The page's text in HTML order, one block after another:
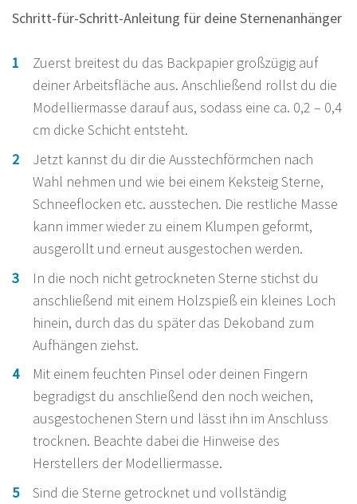
Schritt-für-Schritt-Anleitung für deine Sternenanhänger
Zuerst breitest du das Backpapier großzügig auf
deiner Arbeitsfläche aus. Anschließend rollst du die
Modelliermasse darauf aus, sodass eine ca. 0,2 – 0,4
cm dicke Schicht entsteht.
Jetzt kannst du dir die Ausstechförmchen nach
Wahl nehmen und wie bei einem Keksteig Sterne,
Schneeflocken etc. ausstechen. Die restliche Masse
kann immer wieder zu einem Klumpen geformt,
ausgerollt und erneut ausgestochen werden.
In die noch nicht getrockneten Sterne stichst du
anschließend mit einem Holzspieß ein kleines Loch
hinein, durch das du später das Dekoband zum
Aufhängen ziehst.
Mit einem feuchten Pinsel oder deinen Fingern
begradigst du anschließend den noch weichen,
ausgestochenen Stern und lässt ihn im Anschluss
trocknen. Beachte dabei die Hinweise des
Herstellers der Modelliermasse.
Sind die Sterne getrocknet und vollständig